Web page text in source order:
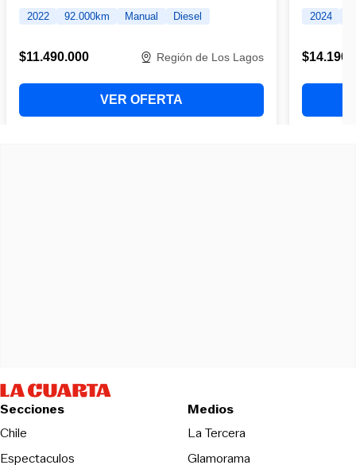
Secciones
Chile
Espectaculos
Medios
La TerceraOpens in new
Glamorama